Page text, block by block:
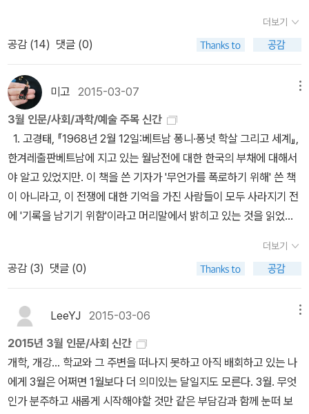
던>에서는 <2부>는 '5장.가족이기 전에 남녀라서', '6장. 아이가 자
라면 대화도 바뀐다', '7장. 가까워서 더 힘든 엄마와 딸', '8장. 친하면
서도 미워할 수 밖에 없는', '9장. 남이었던 가족이기 때문에'로 분류되
어 있습니다. '5장'은 남녀의 대화 유형들을 비교해 보면서 그 대화유
형에 따라 가족들에게 미치는 영향들을 이야기하고 있습니다. '6장'은
부모와 자녀간 대화가 가장 힘들어지는 시기인 사춘기에 대해 이야기
하는데 '프레임'이란 개념을 도입하여 기 프레임의 충돌과 재설정을
통해 언쟁을 해결하는 방안을 보여주고 있습니다. '7장'은 모녀와의
관계를 다양한 사례들과 함께 대화할 때 겪는 고충들을 어떻게 해결
해 나갈지를 보여줍니다. '8장'에서는 형재자매간의 관계가 그 내용이
구요. '9장'에서는 가족 내부가 아닌 외부, 시가와 처가, 사돈과의 문
말 같습니다.. 책의 기본적인 방향은 <메시지>와 <메타메시지>를
족간 언쟁은 서로 바라보는 핀트가 어긋나거나 오해에서 발생되는 경
시 그러한 것을 잘 보여주고 있습니다. 그리고 또하나, 남성과 여성의
차이점을 보여주는 내용이 있는데 다른 여러 서적들에서 보아왔던 것
과 일맥상통하는 내용이더군요. 여자와 남자는 애시당초 다른 별세계
종족인가 봅니다. '화성남자, 금성여자'처럼 말이죠.~ㅎㅎ 이것은 '문
해지고 그 이면에서는 메타메시지가 전해진다. 이는 대화하는 주체가
되는 화자와 객체가 되는 청자가 누군지에 따라서 얼마든지 다양해질
수 있는 요소이고, 그리고 그런 화자와 청자가 수시로 뒤바뀌기에 대
화를 분석한다는 것은 그만큼이나 어렵다. 그렇지만 예시와 함께라면
조금은 이야기가 달라진다. 학술서라기보다는 한 편의 가족 대화 분
석 모음집을 읽는 듯한 기분으로 읽어나갈 수 있게 구성해놓은 것이
이 책의 매력이다. 또한, 살면서 불가피한 말다툼과 사과, 화해 방법
에 대해서도 나와 상대방이 어떻게 다른지를 남녀관계를 중심으로 잘
풀어나가고 있다. 결론적으로 말하자면 이 책에서는 대화의 프레임을
바꾸라고 제안한다. 상대방이 내가 제시한 말 중에서 메시지에 주목
한 것인지 메타메시지에 주목한 것인지를 잘 포착하여 오해를 풀어나
가라고 제시한다. 그러기 위해서는 상대방도 이 책을 읽어야 하겠지
만 어쨋든 흥미로운 접근방식임엔 틀림없다. 그밖에도 가족관계는 통
남자의 말, 그 여자의 말6. 아이가 자라면 대화도 바뀐다 : 부모와 자
녀가 관계의 폭풍을 지나는 법7. 가까워서 더 힘든 엄마와 딸 : 애증의
모녀 관계를 바꿀 수 있을까 8. 친하면서도 미워할 수밖에 없는 : 친구
이자 경쟁자, 형제자매9. 남이었던 가족이기 때문에 : 시가, 처가, 사
돈의 대화 맺는 글 _ 가시 같은 대화에서 연고 같은 대화로 2부에서
행서다. 저자가 교수라서 딱딱한 문체를 상상했다면 오산. <유착의
사상>은 오키나와 문제를 다룬 책이다. 창비에서 나온 오키나와 책과
함께 보면 좋을 듯. <동기간>은 도서출판b에서 내는 '부엉이 총서'다.
이 책은 '영국의 정신분석학자인 줄리엣 미첼의 책으로 기본적으로는
정신분석이라는 이론적 관점에서, 그동안 배타적으로 중시되어왔던
부모와 자식 간의 수직적 관계가 아니라, 동기간이라는 측면 관계를
다양한 자료를 통해 분석하고 있는 책'이란다. 번역에 관한 이론
서인 <부정한 마녀들>은 프랑스의 언어학자 조르주 무냉의 저서다.
번역학에 대한 다양한 관점들을 접해 볼 수 있다. <사회선생님이라면
어떻게 읽을까>는 문학, 역사, 과학, 사회 등 다양한 분야의 책들을 2
3권 엄선하여 자신의 개인적인 경험, 책을 통해 만나게 되는 다른 세
상의 문제들을 소개하는 책이다. 청소년과 선생님이 함께 읽으면 좋
변 사물을 통해 사유의 지평을 넓히는 책이다. 장석주의 <철학자의
사물들>이 생각난다. <불멸에 관하여>는 '삶을 위한 인문
학' 시리즈로 이번에는 영국의 철학자 스티븐 케이브의 저서다. 죽고
싶지 않은 인간의 오래된 욕망, ‘불멸’을 ‘4가지 이야기’로 구분해 설
명하면서, 불멸의 욕망이 어떻게 인류의 문명을 이끌어왔는지 풀어내
더보기
공감 (14) 댓글 (0)
미고 2015-03-07
3월 인문/사회/과학/예술 주목 신간
1. 고경태, 『1968년 2월 12일:베트남 퐁니·퐁넛 학살 그리고 세계』,
한겨레출판베트남에 지고 있는 월남전에 대한 한국의 부채에 대해서
야 알고 있었지만. 이 책을 쓴 기자가 '무언가를 폭로하기 위해' 쓴 책
이 아니라고, 이 전쟁에 대한 기억을 가진 사람들이 모두 사라지기 전
에 '기록을 남기기 위함'이라고 머리말에서 밝히고 있는 것을 읽었을
쟁 때 총 쏘는 거 당연하죠. 근데 왜 집단적으로 힘없는 사람들을 죽였
죠? 죽인 뒤에 왜 칼로 시체를 또 찔렀죠? 아이들 시체를 찢어 왜 우
물에다, 개울에다 버렸죠? 애기들과 여성들이 뭐가 위험하다고 그렇
게들 죽였죠?”(p.92)추천사를 쓴 박태균 교수에 의하면, 이 책에는
'배트남 전쟁과 관여된 '사람'들의 이야기가 있다'는 점이 가장 큰 특징
이라고 한다. 2. 콘라드 파울 리스만, 『아름다움 Schonheit』, 이론
과실천'성형공화국'이란 별칭이 뭐 이젠 별 달리 충격일 것도 없는 나
라. 미를 추구하려고 신체의 일부를 변형시키는 것이 너무나 당연하
게 여겨지는 시대를 살고 있는 우리. 이쯤에서 역사 속에서 흘러 온
더보기
공감 (3) 댓글 (0)
LeeYJ 2015-03-06
2015년 3월 인문/사회 신간
개학, 개강... 학교와 그 주변을 떠나지 못하고 아직 배회하고 있는 나
에게 3월은 어쩌면 1월보다 더 의미있는 달일지도 모른다. 3월. 무엇
인가 분주하고 새롭게 시작해야할 것만 같은 부담감과 함께 눈떠 보